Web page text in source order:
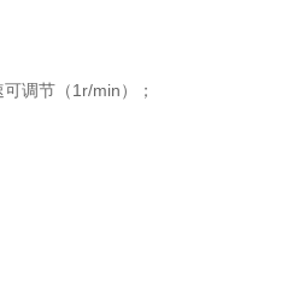
调节（1r/min）；